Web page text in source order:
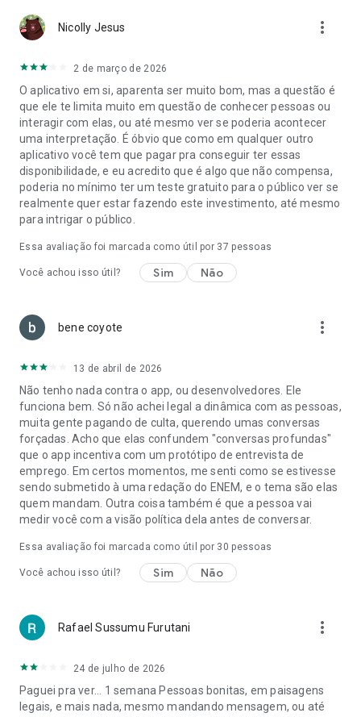
amizades e encontrar um amor verdadeiro, nós temos o que
você precisa.
---
usar. Oferecemos pacotes opcionais de assinatura (Bumble
Boost e Bumble Premium) e recursos pagos avulsos ou em
pacotes múltiplos (Bumble Spotlight e Bumble SuperSwipe).
Seus dados são processados de forma segura, conforme
nossa Política de Privacidade e as leis aplicáveis. Leia mais
aqui: Política de Privacidade Termos e Condições.
https://bumble.com/en/privacy
https://bumble.com/en/terms
O Bumble Inc. é a empresa-mãe do Bumble, Badoo e
BumbleBFF — redes sociais e aplicativos para conhecer
pessoas, grátis para baixar e usar.
Nicolly Jesus more_vert
2 de março de 2026
O aplicativo em si, aparenta ser muito bom, mas a questão é
que ele te limita muito em questão de conhecer pessoas ou
interagir com elas, ou até mesmo ver se poderia acontecer
uma interpretação. É óbvio que como em qualquer outro
aplicativo você tem que pagar pra conseguir ter essas
disponibilidade, e eu acredito que é algo que não compensa,
poderia no mínimo ter um teste gratuito para o público ver se
realmente quer estar fazendo este investimento, até mesmo
para intrigar o público.
Essa avaliação foi marcada como útil por 37 pessoas
Você achou isso útil? Sim Não
bene coyote more_vert
13 de abril de 2026
Não tenho nada contra o app, ou desenvolvedores. Ele
funciona bem. Só não achei legal a dinâmica com as pessoas,
muita gente pagando de culta, querendo umas conversas
forçadas. Acho que elas confundem "conversas profundas"
que o app incentiva com um protótipo de entrevista de
emprego. Em certos momentos, me senti como se estivesse
sendo submetido à uma redação do ENEM, e o tema são elas
quem mandam. Outra coisa também é que a pessoa vai
medir você com a visão política dela antes de conversar.
Essa avaliação foi marcada como útil por 30 pessoas
Você achou isso útil? Sim Não
Rafael Sussumu Furutani more_vert
24 de julho de 2026
Paguei pra ver... 1 semana Pessoas bonitas, em paisagens
legais, e mais nada, mesmo mandando mensagem, ou até